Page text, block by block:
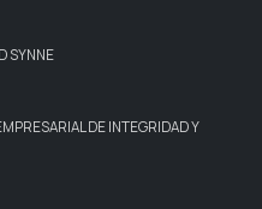
SYNNE
DE INTEGRIDAD Y